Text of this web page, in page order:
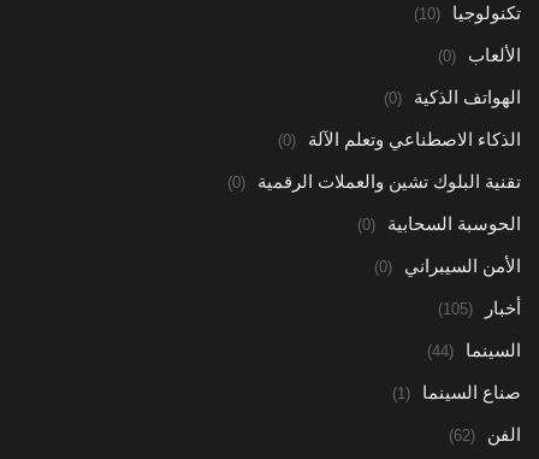
تكنولوجيا (10)
الألعاب (0)
الهواتف الذكية (0)
الذكاء الاصطناعي وتعلم الآلة (0)
تقنية البلوك تشين والعملات الرقمية (0)
الحوسبة السحابية (0)
الأمن السيبراني (0)
أخبار (105)
السينما (44)
صناع السينما (1)
الفن (62)